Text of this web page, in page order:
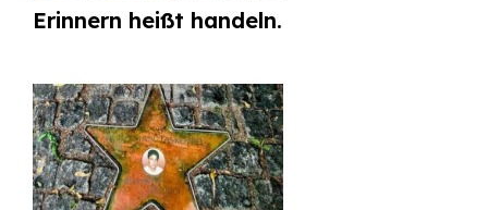
Erinnern heißt handeln.